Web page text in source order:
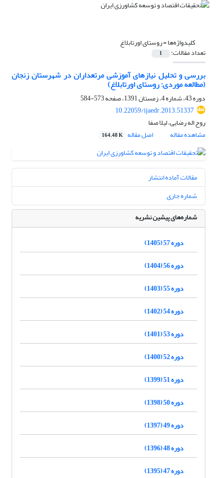
کلیدواژه‌ها =روستای اورتابلاغ
تعداد مقالات: 1
بررسی و تحلیل نیازهای آموزشی مرتعداران در شهرستان زنجان
(مطالعه موردی: روستای اورتابلاغ)
دوره 43، شماره 4، زمستان 1391، صفحه
573-584
10.22059/ijaedr.2013.51337
روح اله رضایی، لیلا صفا
مشاهده مقاله
اصل مقاله 164.48 K
مقالات آماده انتشار
شماره جاری
شماره‌های پیشین نشریه
دوره 57 (1405)
دوره 56 (1404)
دوره 55 (1403)
دوره 54 (1402)
دوره 53 (1401)
دوره 52 (1400)
دوره 51 (1399)
دوره 50 (1398)
دوره 49 (1397)
دوره 48 (1396)
دوره 47 (1395)